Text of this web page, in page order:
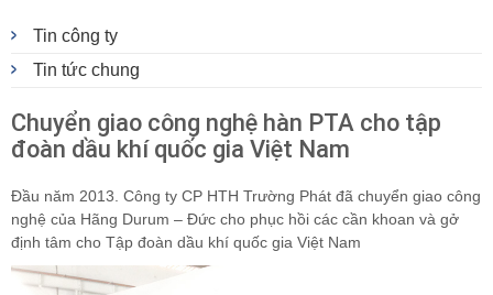
Tin công ty
Tin tức chung
Chuyển giao công nghệ hàn PTA cho tập
đoàn dầu khí quốc gia Việt Nam
Đầu năm 2013. Công ty CP HTH Trường Phát đã chuyển giao công
nghệ của Hãng Durum – Đức cho phục hồi các cần khoan và gở
định tâm cho Tập đoàn dầu khí quốc gia Việt Nam